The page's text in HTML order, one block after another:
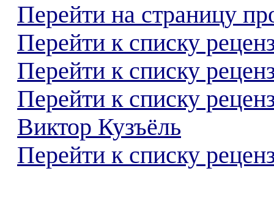
Перейти на страницу
Перейти к списку
Перейти к списку
Перейти к списку
Виктор Кузъёль
Перейти к списку